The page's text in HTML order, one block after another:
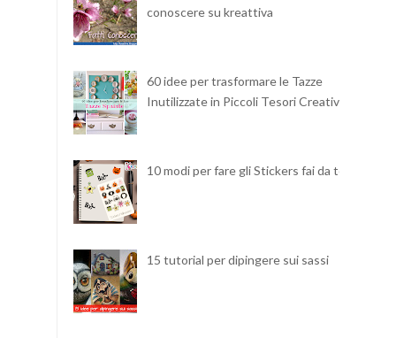
conoscere su kreattiva
60 idee per trasformare le Tazze
Inutilizzate in Piccoli Tesori Creativi
10 modi per fare gli Stickers fai da te
15 tutorial per dipingere sui sassi